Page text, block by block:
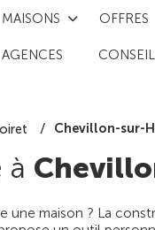
MAISONS OFFRES
AGENCES
Chevillon-sur-
à
une maison ? La